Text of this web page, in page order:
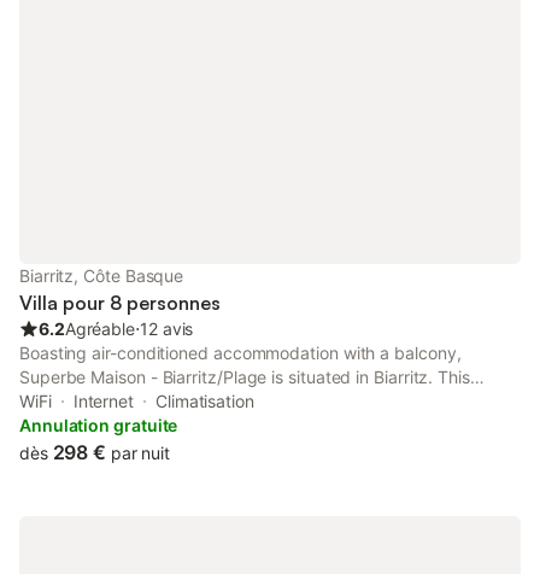
Biarritz, Côte Basque
Villa pour 8 personnes
6.2Agréable⋅12 avis
Boasting air-conditioned accommodation with a balcony,
Superbe Maison - Biarritz/Plage is situated in Biarritz. This
beachfront property offers access to a terrace, free private
parking and free WiFi. The property is non-smoking and is set 1.
WiFi Internet
Climatisation
Annulation gratuite
dès 298 € par nuit